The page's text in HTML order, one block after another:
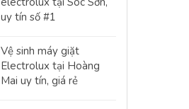
uy tín số #1
Vệ sinh máy giặt
Electrolux tại Hoàng
Mai uy tín, giá rẻ